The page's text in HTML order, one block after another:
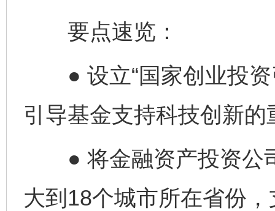
要点速览：
● 设立“国家创业投资
引导基金支持科技创新的
● 将金融资产投资公
大到18个城市所在省份